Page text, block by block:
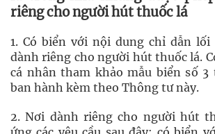
riêng cho người hút thuốc lá
1. Có biển với nội dung chỉ dẫn
dành riêng cho người hút thuốc lá.
cá nhân tham khảo mẫu biển số 3
ban hành kèm theo Thông tư này.
2. Nơi dành riêng cho người hút